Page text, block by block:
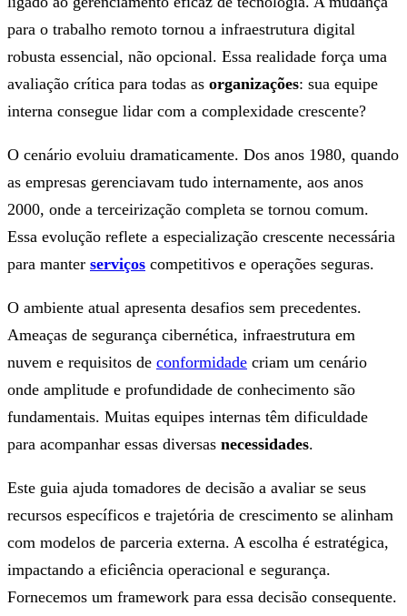
para o trabalho remoto tornou a infraestrutura digital
robusta essencial, não opcional. Essa realidade força uma
avaliação crítica para todas as organizações: sua equipe
interna consegue lidar com a complexidade crescente?
O cenário evoluiu dramaticamente. Dos anos 1980, quando
as empresas gerenciavam tudo internamente, aos anos
2000, onde a terceirização completa se tornou comum.
Essa evolução reflete a especialização crescente necessária
para manter serviços competitivos e operações seguras.
O ambiente atual apresenta desafios sem precedentes.
Ameaças de segurança cibernética, infraestrutura em
nuvem e requisitos de conformidade criam um cenário
onde amplitude e profundidade de conhecimento são
fundamentais. Muitas equipes internas têm dificuldade
para acompanhar essas diversas necessidades.
Este guia ajuda tomadores de decisão a avaliar se seus
recursos específicos e trajetória de crescimento se alinham
com modelos de parceria externa. A escolha é estratégica,
impactando a eficiência operacional e segurança.
Fornecemos um framework para essa decisão consequente.